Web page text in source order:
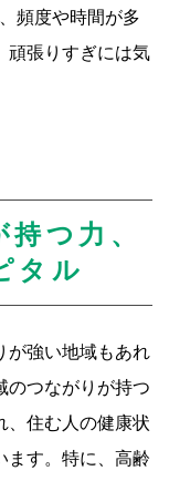
頻度や時間が多
頑張りすぎには気
つ力、
タル
が強い地域もあれ
のつながりが持つ
、住む人の健康状
ます。特に、高齢